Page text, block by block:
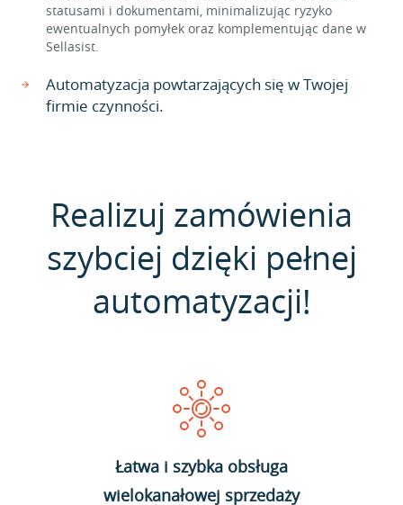
statusami i dokumentami, minimalizując ryzyko
ewentualnych pomyłek oraz komplementując dane w
Sellasist.
Automatyzacja powtarzających się w Twojej
firmie czynności.
Realizuj zamówienia
szybciej dzięki pełnej
automatyzacji!
Łatwa i szybka obsługa
wielokanałowej sprzedaży